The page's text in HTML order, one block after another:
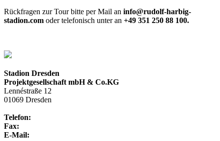
Rückfragen zur Tour bitte per Mail an info@rudolf-harbig-
stadion.com oder telefonisch unter an +49 351 250 88 100.
Stadion Dresden
Projektgesellschaft mbH & Co.KG
Lennéstraße 12
01069 Dresden
Telefon:
Fax:
E-Mail: